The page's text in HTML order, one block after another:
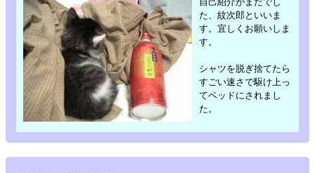
た、紋次郎といいま
す。宜しくお願いしま
す。
シャツを脱ぎ捨てたら
すごい速さで駆け上っ
てベッドにされまし
た。